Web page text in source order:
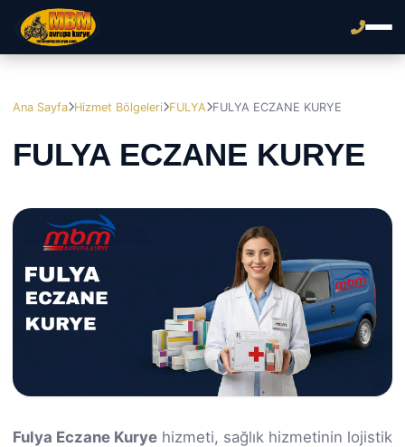
Ana Sayfa Hizmet Bölgeleri FULYA FULYA ECZANE KURYE
FULYA ECZANE KURYE
Fulya Eczane Kurye hizmeti, sağlık hizmetinin lojistik